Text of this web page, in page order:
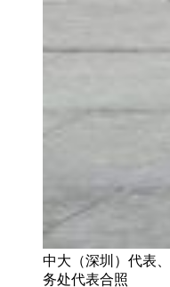
中大（深圳）代表
务处代表合照